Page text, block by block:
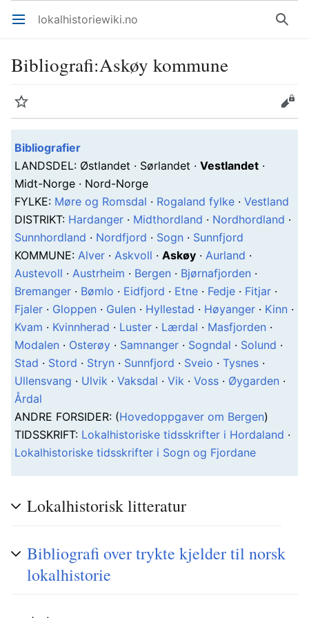
Åpne hovedmenyen lokalhistoriewiki.no Søk
Bibliografi:Askøy kommune
Overvåk Rediger
Bibliografier
LANDSDEL: Østlandet · Sørlandet · Vestlandet ·
Midt-Norge · Nord-Norge
FYLKE: Møre og Romsdal · Rogaland fylke · Vestland
DISTRIKT: Hardanger · Midthordland · Nordhordland ·
Sunnhordland · Nordfjord · Sogn · Sunnfjord
KOMMUNE: Alver · Askvoll · Askøy · Aurland ·
Austevoll · Austrheim · Bergen · Bjørnafjorden ·
Bremanger · Bømlo · Eidfjord · Etne · Fedje · Fitjar ·
Fjaler · Gloppen · Gulen · Hyllestad · Høyanger · Kinn ·
Kvam · Kvinnherad · Luster · Lærdal · Masfjorden ·
Modalen · Osterøy · Samnanger · Sogndal · Solund ·
Stad · Stord · Stryn · Sunnfjord · Sveio · Tysnes ·
Ullensvang · Ulvik · Vaksdal · Vik · Voss · Øygarden ·
Årdal
ANDRE FORSIDER: (Hovedoppgaver om Bergen)
TIDSSKRIFT: Lokalhistoriske tidsskrifter i Hordaland ·
Lokalhistoriske tidsskrifter i Sogn og Fjordane
Lokalhistorisk litteratur
Bibliografi over trykte kjelder til norsk
lokalhistorie